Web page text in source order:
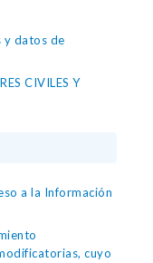
y datos de
CIVILES Y
a la Información
cuyo